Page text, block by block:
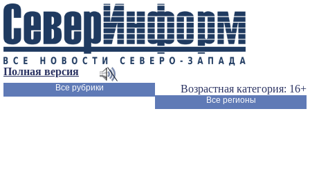
Полная версия
Возрастная категория: 16+
Все рубрики
Все регионы